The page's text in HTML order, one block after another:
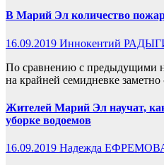
В Марий Эл количество
16.09.2019 Иннокентий
По сравнению с предыдущими
на крайней семидневке заметно
Жителей Марий Эл научат,
уборке водоемов
16.09.2019 Надежда